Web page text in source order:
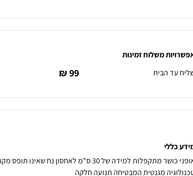
משלוח זמינות
עד הבית
99 ₪
כללי